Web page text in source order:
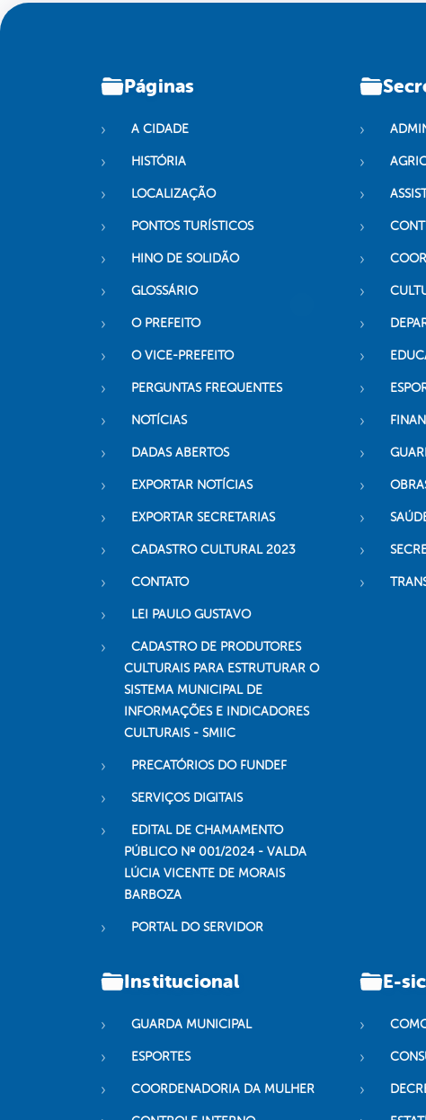
Páginas
A CIDADE
HISTÓRIA
LOCALIZAÇÃO
PONTOS TURÍSTICOS
HINO DE SOLIDÃO
GLOSSÁRIO
O PREFEITO
O VICE-PREFEITO
PERGUNTAS FREQUENTES
NOTÍCIAS
DADAS ABERTOS
EXPORTAR NOTÍCIAS
EXPORTAR SECRETARIAS
CADASTRO CULTURAL 2023
CONTATO
LEI PAULO GUSTAVO
CADASTRO DE PRODUTORES
CULTURAIS PARA ESTRUTURAR O
SISTEMA MUNICIPAL DE
INFORMAÇÕES E INDICADORES
CULTURAIS - SMIIC
PRECATÓRIOS DO FUNDEF
SERVIÇOS DIGITAIS
EDITAL DE CHAMAMENTO
PÚBLICO Nº 001/2024 - VALDA
LÚCIA VICENTE DE MORAIS
BARBOZA
PORTAL DO SERVIDOR
Institucional
GUARDA MUNICIPAL
ESPORTES
COORDENADORIA DA MULHER
E-sic